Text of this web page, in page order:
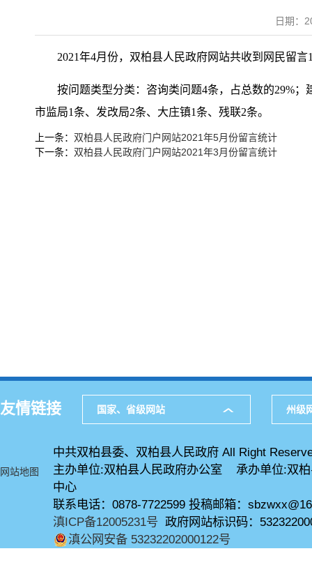
日期：
2021年4月份，双柏县人民政府网站共收到网民留言
按问题类型分类：咨询类问题4条，占总数的29%
市监局1条、发改局2条、大庄镇1条、残联2条。
上一条： 双柏县人民政府门户网站2021年5月份留言统计
下一条： 双柏县人民政府门户网站2021年3月份留言统计
友情链接 国家、省级网站 州级
网站地图
中共双柏县委、双柏县人民政府 All Right
主办单位:双柏县人民政府办公室 承办单位:双
中心
联系电话：0878-7722599 投稿邮箱：
滇ICP备12005231号 政府网站标识码：
滇公网安备 53232202000122号